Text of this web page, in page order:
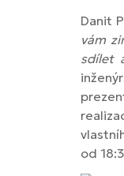
Danit
vám
sdílet
od